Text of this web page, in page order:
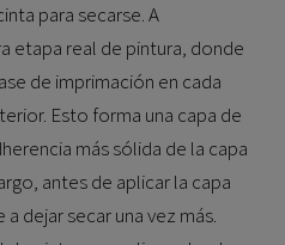
para secarse. A
etapa real de pintura, donde
de imprimación en cada
Esto forma una capa de
más sólida de la capa
antes de aplicar la capa
dejar secar una vez más.